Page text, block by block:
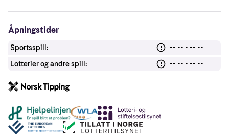
Åpningstider
Sportsspill:
--:-- - --:--
Lotterier og andre spill:
--:-- - --:--
Andre lenker